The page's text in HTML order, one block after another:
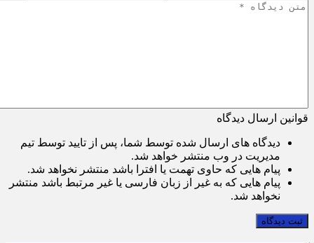
قوانین ارسال دیدگاه
دیدگاه های ارسال شده توسط شما، پس از تایید توسط تیم
مدیریت در وب منتشر خواهد شد.
پیام هایی که حاوی تهمت یا افترا باشد منتشر نخواهد شد.
پیام هایی که به غیر از زبان فارسی یا غیر مرتبط باشد منتشر
نخواهد شد.
ثبت دیدگاه